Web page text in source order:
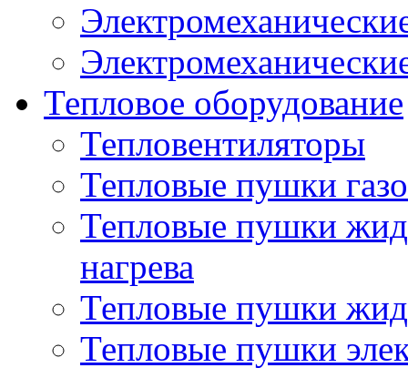
Тепловое оборудование
Тепловентиляторы
Тепловые пушки
Тепловые пушки
нагрева
Тепловые пушки
Тепловые пушки